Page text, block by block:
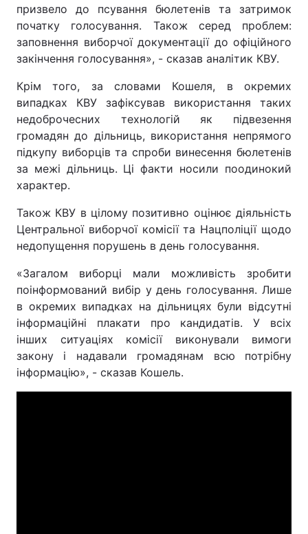
призвело до псування бюлетенів та затримок
початку голосування. Також серед проблем:
заповнення виборчої документації до офіційного
закінчення голосування», - сказав аналітик КВУ.
Крім того, за словами Кошеля, в окремих
випадках КВУ зафіксував використання таких
недоброчесних технологій як підвезення
громадян до дільниць, використання непрямого
підкупу виборців та спроби винесення бюлетенів
за межі дільниць. Ці факти носили поодинокий
характер.
Також КВУ в цілому позитивно оцінює діяльність
Центральної виборчої комісії та Нацполіції щодо
недопущення порушень в день голосування.
«Загалом виборці мали можливість зробити
поінформований вибір у день голосування. Лише
в окремих випадках на дільницях були відсутні
інформаційні плакати про кандидатів. У всіх
інших ситуаціях комісії виконували вимоги
закону і надавали громадянам всю потрібну
інформацію», - сказав Кошель.